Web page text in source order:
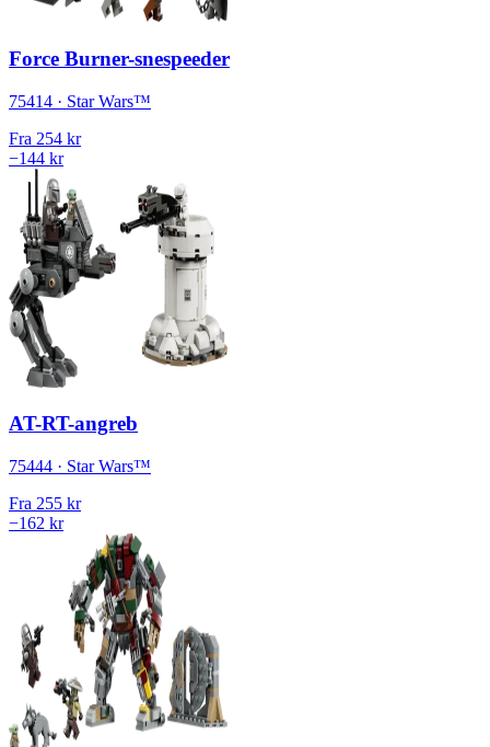
Force Burner-snespeeder
75414 · Star Wars™
Fra 254 kr
−144 kr
AT-RT-angreb
75444 · Star Wars™
Fra 255 kr
−162 kr